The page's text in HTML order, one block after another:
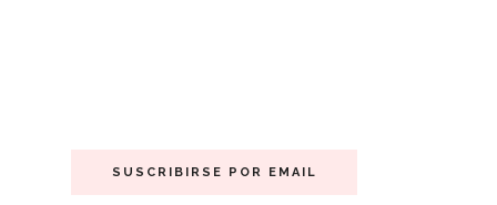
SUSCRIBIRSE POR EMAIL